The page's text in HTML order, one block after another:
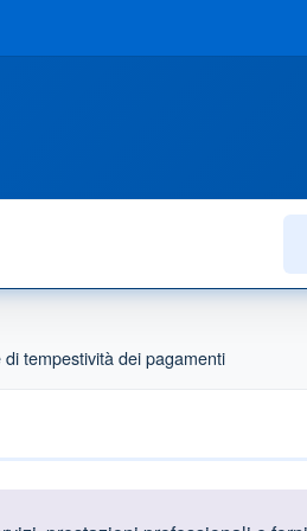
di tempestività dei pagamenti